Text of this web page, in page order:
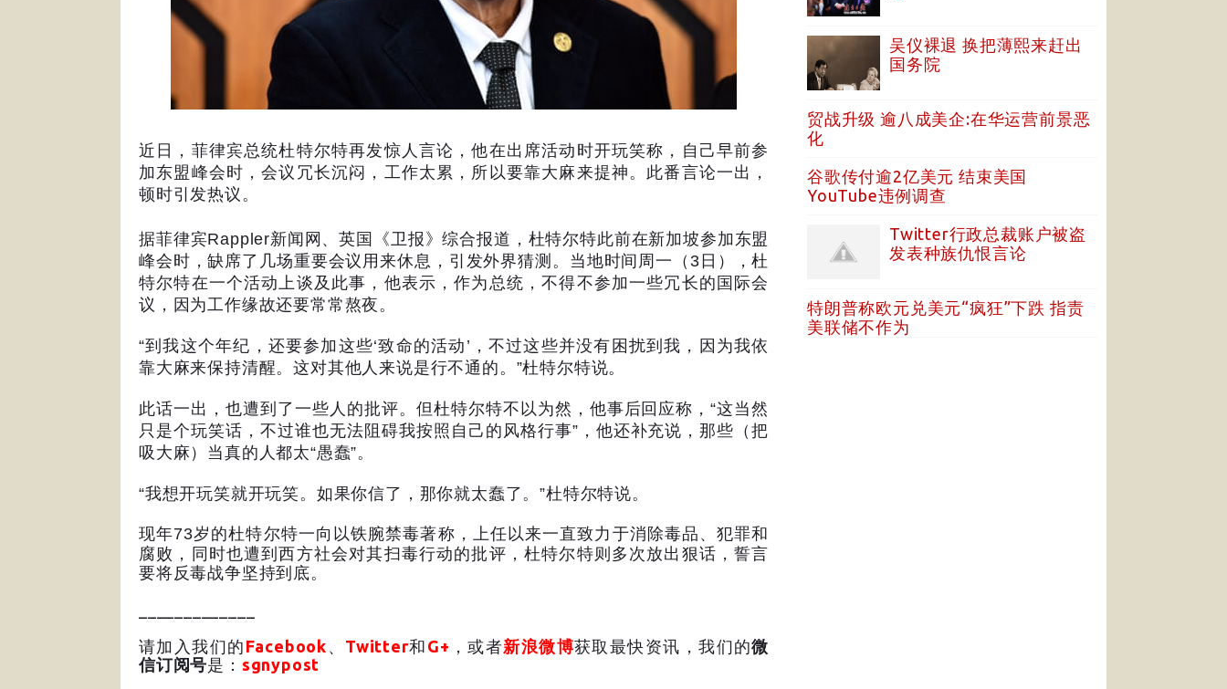
近日，菲律宾总统杜特尔特再发惊人言论，他在出席活动时开玩笑称，自己早前参
加东盟峰会时，会议冗长沉闷，工作太累，所以要靠大麻来提神。此番言论一出，
顿时引发热议。
据菲律宾Rappler新闻网、英国《卫报》综合报道，杜特尔特此前在新加坡参加东盟
峰会时，缺席了几场重要会议用来休息，引发外界猜测。当地时间周一（ 3 日），杜
特尔特在一个活动上谈及此事，他表示，作为总统，不得不参加一些冗长的国际会
议，因为工作缘故还要常常熬夜。
“到我这个年纪，还要参加这些‘致命的活动 ’ ，不过这些并没有困扰到我，因为我依
靠大麻来保持清醒。这对其他人来说是行不通的。 ”杜特尔特说。
此话一出，也遭到了一些人的批评。但杜特尔特不以为然，他事后回应称，“这当然
只是个玩笑话，不过谁也无法阻碍我按照自己的风格行事” ，他还补充说，那些（把
吸大麻）当真的人都太“愚蠢”。
“我想开玩笑就开玩笑。如果你信了，那你就太蠢了。”杜特尔特说。
现年73岁的杜特尔特一向以铁腕禁毒著称，上任以来一直致力于消除毒品、犯罪和
腐败，同时也遭到西方社会对其扫毒行动的批评，杜特尔特则多次放出狠话，誓言
要将反毒战争坚持到底。
请加入我们的 Facebook 、 Twitter和 G+ ，或者新浪微博获取最快资讯，我们的微
信订阅号是： sgnypost
吴仪裸退 换把薄熙来赶出
国务院
贸战升级 逾八成美企:在华运营前景恶
化
谷歌传付逾2亿美元 结束美国
YouTube违例调查
Twitter行政总裁账户被盗
发表种族仇恨言论
特朗普称欧元兑美元“疯狂”下跌 指责
美联储不作为